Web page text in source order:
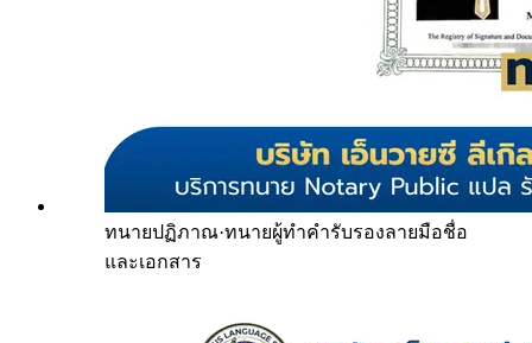
ทนายปฏิภาณ·ทนายผู้ทำคำรับรองลายมือชื่อ
และเอกสาร